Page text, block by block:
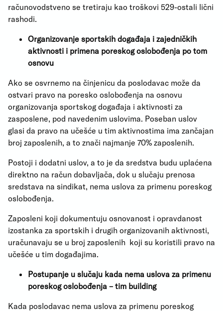
računovodstveno se tretiraju kao troškovi 529-ostali lični
rashodi.
Organizovanje sportskih događaja i zajedničkih
aktivnosti i primena poreskog oslobođenja po tom
osnovu
Ako se osvrnemo na činjenicu da poslodavac može da
ostvari pravo na poresko oslobođenja na osnovu
organizovanja sportskog događaja i aktivnosti za
zasposlene, pod navedenim uslovima. Poseban uslov
glasi da pravo na učešće u tim aktivnostima ima zančajan
broj zaposlenih, a to znači najmanje 70% zaposlenih.
Postoji i dodatni uslov, a to je da sredstva budu uplaćena
direktno na račun dobavljača, dok u slučaju prenosa
sredstava na sindikat, nema uslova za primenu poreskog
oslobođenja.
Zaposleni koji dokumentuju osnovanost i opravdanost
izostanka za sportskih i drugih organizovanih aktivnosti,
uračunavaju se u broj zaposlenih koji su koristili pravo na
učešće u tim događajima.
Postupanje u slučaju kada nema uslova za primenu
poreskog oslobođenja – tim building
Kada poslodavac nema uslova za primenu poreskog